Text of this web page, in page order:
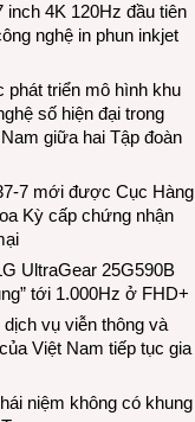
inch 4K 120Hz đầu tiên
nghệ in phun inkjet
triển mô hình khu
số hiện đại trong
giữa hai Tập đoàn
7 mới được Cục Hàng
Kỳ cấp chứng nhận
UltraGear 25G590B
tới 1.000Hz ở FHD+
vụ viễn thông và
Việt Nam tiếp tục gia
niệm không có khung